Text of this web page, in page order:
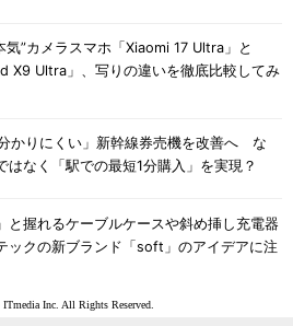
気”カメラスマホ「Xiaomi 17 Ultra」と
X9 Ultra」、写りの違いを徹底比較してみ
かりにくい」新幹線券売機を改善へ な
はなく「駅での最短1分購入」を実現？
と握れるケーブルケースや斜め挿し充電器
クの新ブランド「soft」のアイデアに注
Inc. All Rights Reserved.